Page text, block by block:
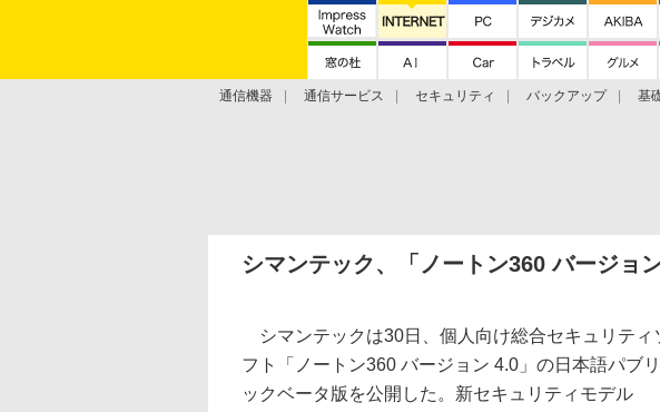
通信機器 通信サービス セキュリティ バックアップ 基
シマンテック、「ノートン360 バージョ
シマンテックは30日、個人向け総合セキュリティ
フト「ノートン360 バージョン 4.0」の日本語パブリ
ックベータ版を公開した。新セキュリティモデル